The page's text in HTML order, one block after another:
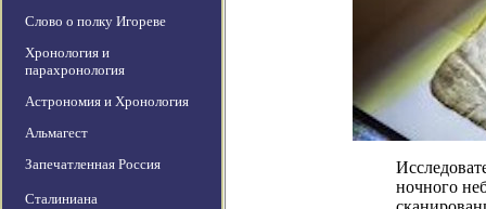
Слово о полку Игореве
Хронология и
парахронология
Астрономия и Хронология
Альмагест
Запечатленная Россия
Сталиниана
ночного